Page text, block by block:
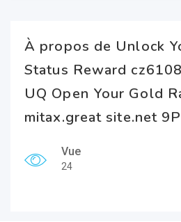
À propos de Unlock
Status Reward
UQ Open Your Gold
mitax.great site.net
Vue
24